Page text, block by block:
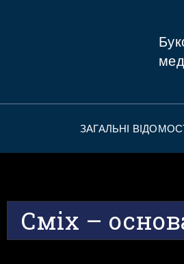
ЗАГАЛЬНІ
Сміх –